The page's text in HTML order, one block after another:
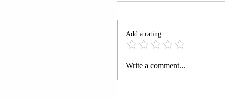
“LAGJJA 10”; KORÇË |
Add a rating
Write a comment...